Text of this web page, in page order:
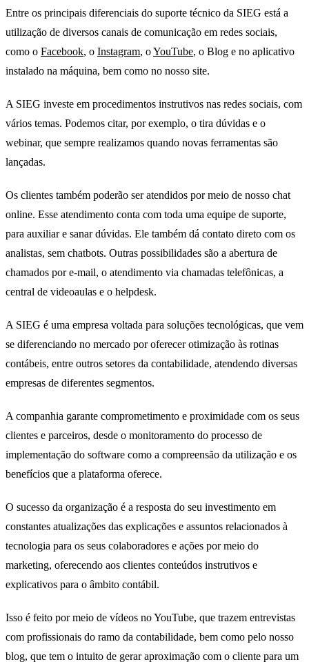
Entre os principais diferenciais do suporte técnico da SIEG está a
utilização de diversos canais de comunicação em redes sociais,
como o Facebook, o Instagram, oYouTube, o Blog e no aplicativo
instalado na máquina, bem como no nosso site.
A SIEG investe em procedimentos instrutivos nas redes sociais, com
vários temas. Podemos citar, por exemplo, o tira dúvidas e o
webinar, que sempre realizamos quando novas ferramentas são
lançadas.
Os clientes também poderão ser atendidos por meio de nosso chat
online. Esse atendimento conta com toda uma equipe de suporte,
para auxiliar e sanar dúvidas. Ele também dá contato direto com os
analistas, sem chatbots. Outras possibilidades são a abertura de
chamados por e-mail, o atendimento via chamadas telefônicas, a
central de videoaulas e o helpdesk.
A SIEG é uma empresa voltada para soluções tecnológicas, que vem
se diferenciando no mercado por oferecer otimização às rotinas
contábeis, entre outros setores da contabilidade, atendendo diversas
empresas de diferentes segmentos.
A companhia garante comprometimento e proximidade com os seus
clientes e parceiros, desde o monitoramento do processo de
implementação do software como a compreensão da utilização e os
benefícios que a plataforma oferece.
O sucesso da organização é a resposta do seu investimento em
constantes atualizações das explicações e assuntos relacionados à
tecnologia para os seus colaboradores e ações por meio do
marketing, oferecendo aos clientes conteúdos instrutivos e
explicativos para o âmbito contábil.
Isso é feito por meio de vídeos no YouTube, que trazem entrevistas
com profissionais do ramo da contabilidade, bem como pelo nosso
blog, que tem o intuito de gerar aproximação com o cliente para um